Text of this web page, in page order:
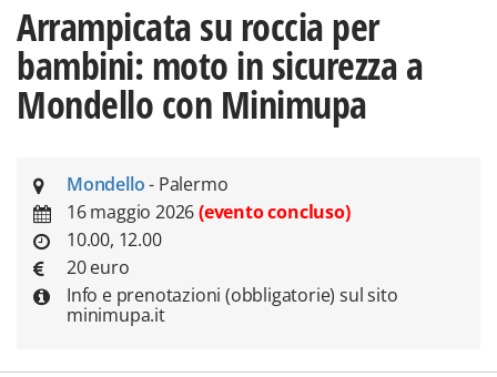
Arrampicata su roccia per
bambini: moto in sicurezza a
Mondello con Minimupa
Mondello- Palermo
16 maggio 2026(evento concluso)
10.00, 12.00
20 euro
Info e prenotazioni (obbligatorie) sul sito
minimupa.it